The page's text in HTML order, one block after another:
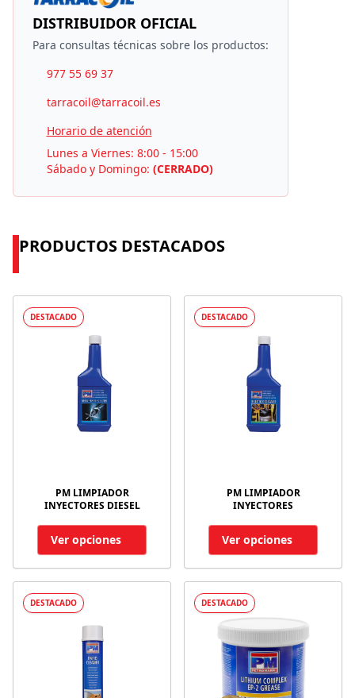
DISTRIBUIDOR OFICIAL
Para consultas técnicas sobre los productos:
977 55 69 37
tarracoil@tarracoil.es
Horario de atención
Lunes a Viernes: 8:00 - 15:00
Sábado y Domingo: (CERRADO)
PRODUCTOS DESTACADOS
DESTACADO
PM LIMPIADOR
INYECTORES DIESEL
Ver opciones
DESTACADO
PM LIMPIADOR
INYECTORES
Ver opciones
DESTACADO DESTACADO